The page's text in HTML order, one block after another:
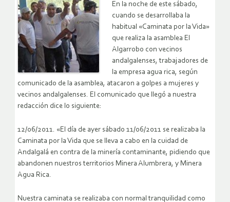
En la noche de este sábado,
cuando se desarrollaba la
habitual «Caminata por la Vida»
que realiza la asamblea El
Algarrobo con vecinos
andalgalenses, trabajadores de
la empresa agua rica, según
comunicado de la asamblea, atacaron a golpes a mujeres y
vecinos andalgalenses. El comunicado que llegó a nuestra
redacción dice lo siguiente:
12/06/2011. «El día de ayer sábado 11/06/2011 se realizaba la
Caminata por la Vida que se lleva a cabo en la cuidad de
Andalgalá en contra de la minería contaminante, pidiendo que
abandonen nuestros territorios Minera Alumbrera, y Minera
Agua Rica.
Nuestra caminata se realizaba con normal tranquilidad como